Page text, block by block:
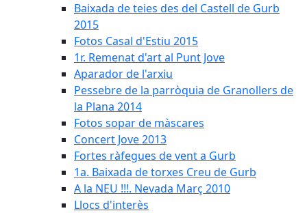
Baixada de teies des del Castell de Gurb
2015
Fotos Casal d'Estiu 2015
1r. Remenat d'art al Punt Jove
Aparador de l'arxiu
Pessebre de la parròquia de Granollers de
la Plana 2014
Fotos sopar de màscares
Concert Jove 2013
Fortes ràfegues de vent a Gurb
1a. Baixada de torxes Creu de Gurb
A la NEU !!!. Nevada Març 2010
Llocs d'interès